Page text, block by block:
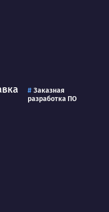
Заказная
разработка ПО